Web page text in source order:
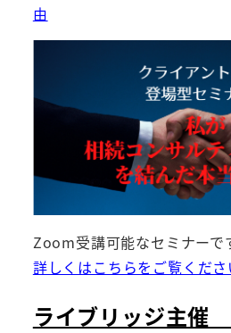
由
Zoom受講可能なセミナーで
詳しくはこちらをご覧くださ
ライブリッジ主催